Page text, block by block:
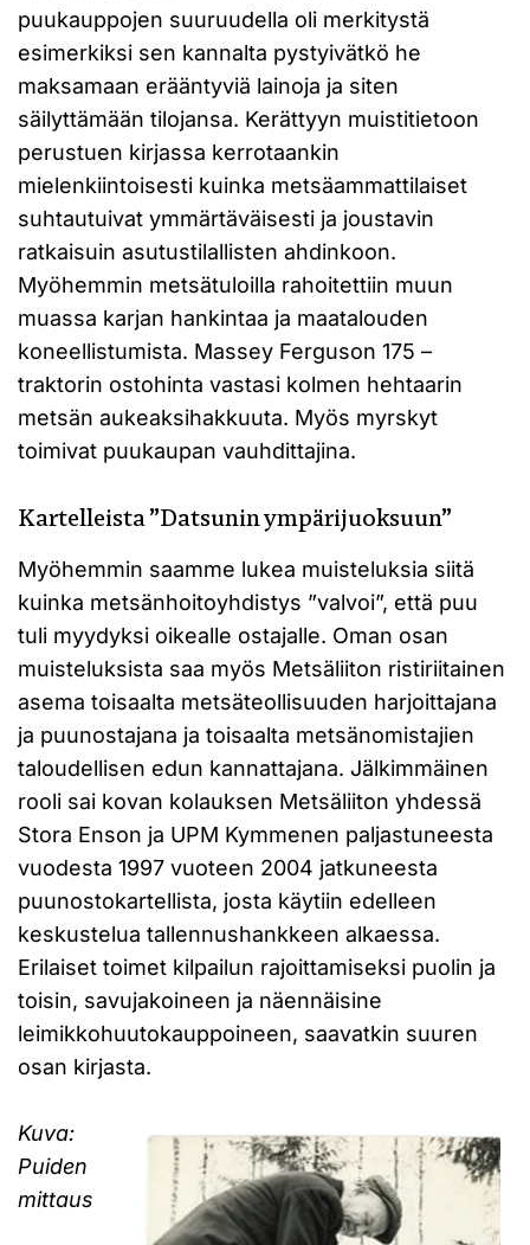
puukauppojen suuruudella oli merkitystä
esimerkiksi sen kannalta pystyivätkö he
maksamaan erääntyviä lainoja ja siten
säilyttämään tilojansa. Kerättyyn muistitietoon
perustuen kirjassa kerrotaankin
mielenkiintoisesti kuinka metsäammattilaiset
suhtautuivat ymmärtäväisesti ja joustavin
ratkaisuin asutustilallisten ahdinkoon.
Myöhemmin metsätuloilla rahoitettiin muun
muassa karjan hankintaa ja maatalouden
koneellistumista. Massey Ferguson 175 –
traktorin ostohinta vastasi kolmen hehtaarin
metsän aukeaksihakkuuta. Myös myrskyt
toimivat puukaupan vauhdittajina.
Kartelleista ”Datsunin ympärijuoksuun”
Myöhemmin saamme lukea muisteluksia siitä
kuinka metsänhoitoyhdistys ”valvoi”, että puu
tuli myydyksi oikealle ostajalle. Oman osan
muisteluksista saa myös Metsäliiton ristiriitainen
asema toisaalta metsäteollisuuden harjoittajana
ja puunostajana ja toisaalta metsänomistajien
taloudellisen edun kannattajana. Jälkimmäinen
rooli sai kovan kolauksen Metsäliiton yhdessä
Stora Enson ja UPM Kymmenen paljastuneesta
vuodesta 1997 vuoteen 2004 jatkuneesta
puunostokartellista, josta käytiin edelleen
keskustelua tallennushankkeen alkaessa.
Erilaiset toimet kilpailun rajoittamiseksi puolin ja
toisin, savujakoineen ja näennäisine
leimikkohuutokauppoineen, saavatkin suuren
osan kirjasta.
Kuva:
Puiden
mittaus